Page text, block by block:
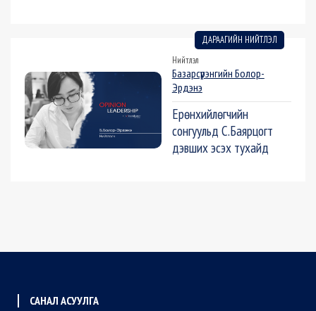
ДАРААГИЙН НИЙТЛЭЛ
Нийтлэл
Базарсүрэнгийн Болор-
Эрдэнэ
Ерөнхийлөгчийн
сонгуульд С.Баярцогт
дэвших эсэх тухайд
САНАЛ АСУУЛГА